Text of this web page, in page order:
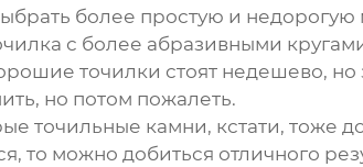
более простую и недорогую
с более абразивными
точилки стоят недешево, но
но потом пожалеть.
точильные камни, кстати, тоже
то можно добиться отличного